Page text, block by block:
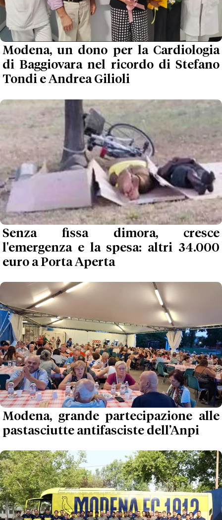
Modena, un dono per la Cardiologia
di Baggiovara nel ricordo di Stefano
Tondi e Andrea Gilioli
Senza fissa dimora, cresce
l'emergenza e la spesa: altri 34.000
euro a Porta Aperta
Modena, grande partecipazione alle
pastasciutte antifasciste dell’Anpi